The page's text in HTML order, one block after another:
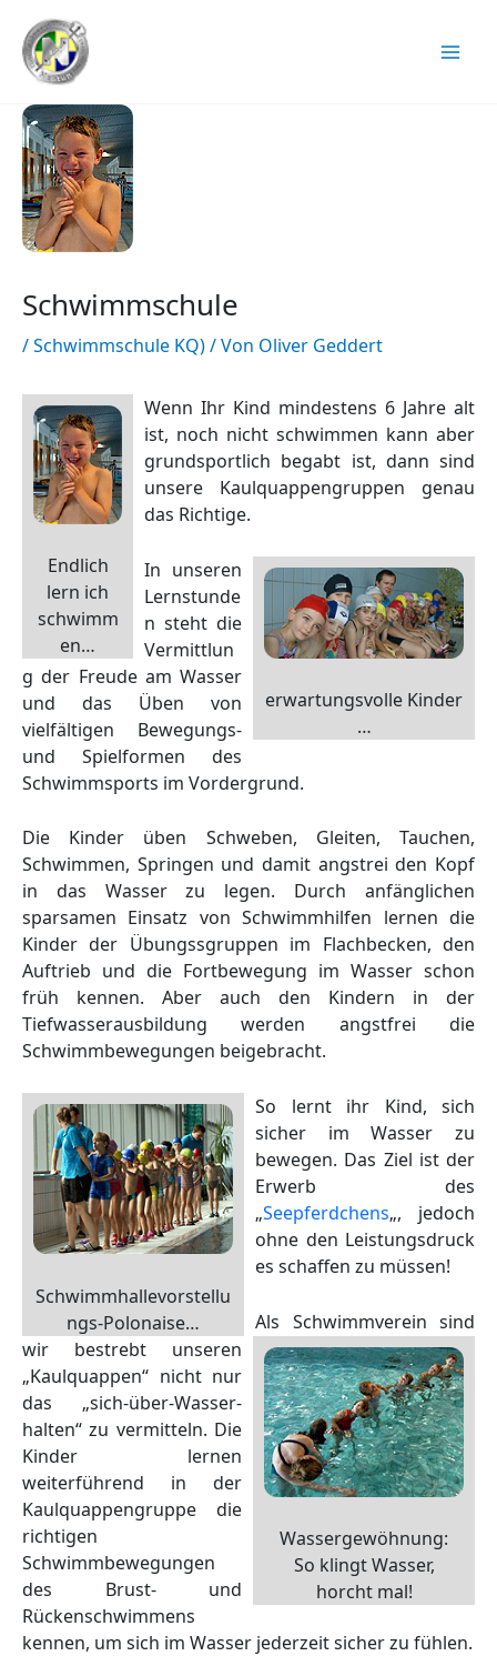
Inhalt
springen
Schwimmschule
/Schwimmschule KQ)/ Von Oliver Geddert
Endlich
lern ich
schwimm
en…
Wenn Ihr Kind mindestens 6 Jahre alt
ist, noch nicht schwimmen kann aber
grundsportlich begabt ist, dann sind
unsere Kaulquappengruppen genau
das Richtige.
erwartungsvolle Kinder
…
In unseren
Lernstunde
n steht die
Vermittlun
g der Freude am Wasser
und das Üben von
vielfältigen Bewegungs-
und Spielformen des
Schwimmsports im Vordergrund.
Die Kinder üben Schweben, Gleiten, Tauchen,
Schwimmen, Springen und damit angstrei den Kopf
in das Wasser zu legen. Durch anfänglichen
sparsamen Einsatz von Schwimmhilfen lernen die
Kinder der Übungssgruppen im Flachbecken, den
Auftrieb und die Fortbewegung im Wasser schon
früh kennen. Aber auch den Kindern in der
Tiefwasserausbildung werden angstfrei die
Schwimmbewegungen beigebracht.
Schwimmhallevorstellu
ngs-Polonaise…
So lernt ihr Kind, sich
sicher im Wasser zu
bewegen. Das Ziel ist der
Erwerb des
„Seepferdchens„, jedoch
ohne den Leistungsdruck
es schaffen zu müssen!
Wassergewöhnung:
So klingt Wasser,
horcht mal!
Als Schwimmverein sind
wir bestrebt unseren
„Kaulquappen“ nicht nur
das „sich-über-Wasser-
halten“ zu vermitteln. Die
Kinder lernen
weiterführend in der
Kaulquappengruppe die
richtigen
Schwimmbewegungen
des Brust- und
Rückenschwimmens
kennen, um sich im Wasser jederzeit sicher zu fühlen.